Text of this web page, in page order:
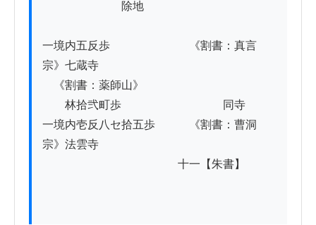
除地
一境内五反歩　　　　　　　《割書：真言
宗》七蔵寺
《割書：薬師山》
林拾弐町歩　　　　　　　　　同寺
一境内壱反八セ拾五歩　　　《割書：曹洞
宗》法雲寺
十一【朱書】